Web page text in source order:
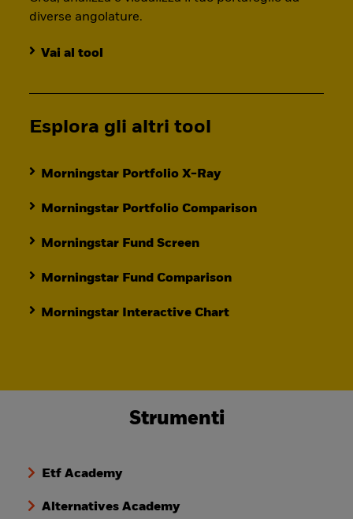
diverse angolature.
Vai al tool
Esplora gli altri tool
Morningstar Portfolio X-Ray
Morningstar Portfolio Comparison
Morningstar Fund Screen
Morningstar Fund Comparison
Morningstar Interactive Chart
Strumenti
Etf Academy
Alternatives Academy